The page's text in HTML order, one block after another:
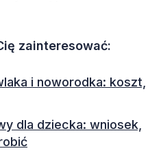
zainteresować:
i noworodka: koszt,
dla dziecka: wniosek,